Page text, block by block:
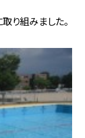
り組みました。